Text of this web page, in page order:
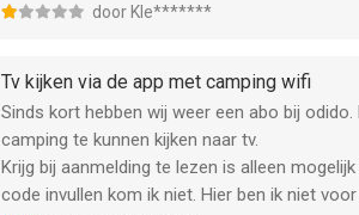
door Kle*******
Tv kijken via de app met camping wifi
Sinds kort hebben wij weer een abo bij
camping te kunnen kijken naar tv.
Krijg bij aanmelding te lezen is alleen
code invullen kom ik niet. Hier ben ik niet